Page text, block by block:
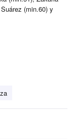
(min.60) y